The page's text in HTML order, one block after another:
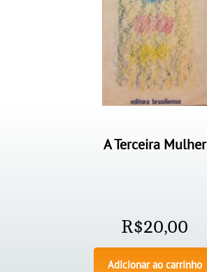
A Terceira Mulher
R$20,00
Adicionar ao carrinho